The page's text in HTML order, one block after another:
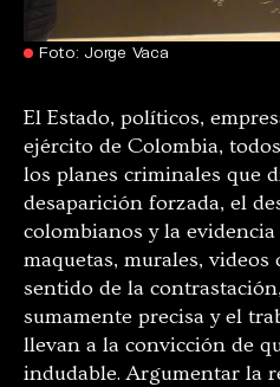
Foto: Jorge Vaca
El Estado, políticos,
ejército de Colombia,
los planes criminales que
desaparición forzada, el
colombianos y la
maquetas, murales, videos
sentido de la
sumamente precisa y el
llevan a la convicción de
indudable. Argumentar la